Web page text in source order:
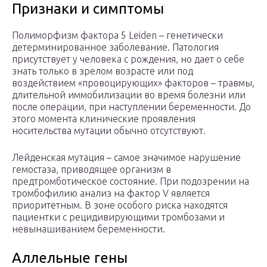
Признаки и симптомы
Полиморфизм фактора 5 Leiden – генетически
детерминированное заболевание. Патология
присутствует у человека с рождения, но дает о себе
знать только в зрелом возрасте или под
воздействием «провоцирующих» факторов – травмы,
длительной иммобилизации во время болезни или
после операции, при наступлении беременности. До
этого момента клинические проявления
носительства мутации обычно отсутствуют.
Лейденская мутация – самое значимое нарушение
гемостаза, приводящее организм в
предтромботическое состояние. При подозрении на
тромбофилию анализ на фактор V является
приоритетным. В зоне особого риска находятся
пациентки с рецидивирующими тромбозами и
невынашиванием беременности.
Аллельные гены